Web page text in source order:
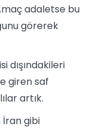
adaletse bu
görerek
dışındakileri
giren saf
artık.
gibi